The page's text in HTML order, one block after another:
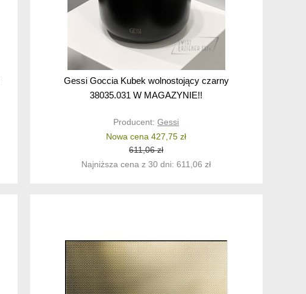
Gessi Goccia Kubek wolnostojący czarny
38035.031 W MAGAZYNIE!!
Producent:Gessi
Nowa cena 427,75 zł
611,06 zł
Najniższa cena z 30 dni: 611,06 zł